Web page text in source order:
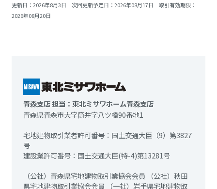
更新日：2026年8月3日 次回更新予定日：2026年08月17日 取引有効期限：
2026年08月20日
青森支店 担当：東北ミサワホーム青森支店
青森県青森市大字筒井字八ツ橋90番地1
宅地建物取引業者許可番号：国土交通大臣（9）第3827
号
建設業許可番号：国土交通大臣(特-4)第13281号
（公社）青森県宅地建物取引業協会会員 （公社）秋田
県宅地建物取引業協会会員 （一社）岩手県宅地建物取